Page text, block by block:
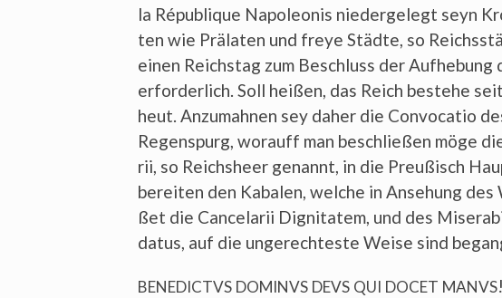
la Répu­bli­que Napo­leo­nis nie­der­ge­legt seyn
ten wie Prä­la­ten und freye Städ­te, so
einen Reichs­tag zum Beschluss der
erfor­der­lich. Soll hei­ßen, das Reich bestehe
heut. Anzu­mah­nen sey daher die Con­vo­ca­tio
Regen­spurg, wor­auff man beschlie­ßen möge
rii, so Reichs­heer genannt, in die Preu­ßisch
berei­ten den Kaba­len, wel­che in Anse­hung
ßet die Can­cel­arii Digni­tatem, und des
da­tus, auf die unge­rech­tes­te Wei­se sind
BENEDICTVS DOMINVS DEVS QUI DOCET MANVS!